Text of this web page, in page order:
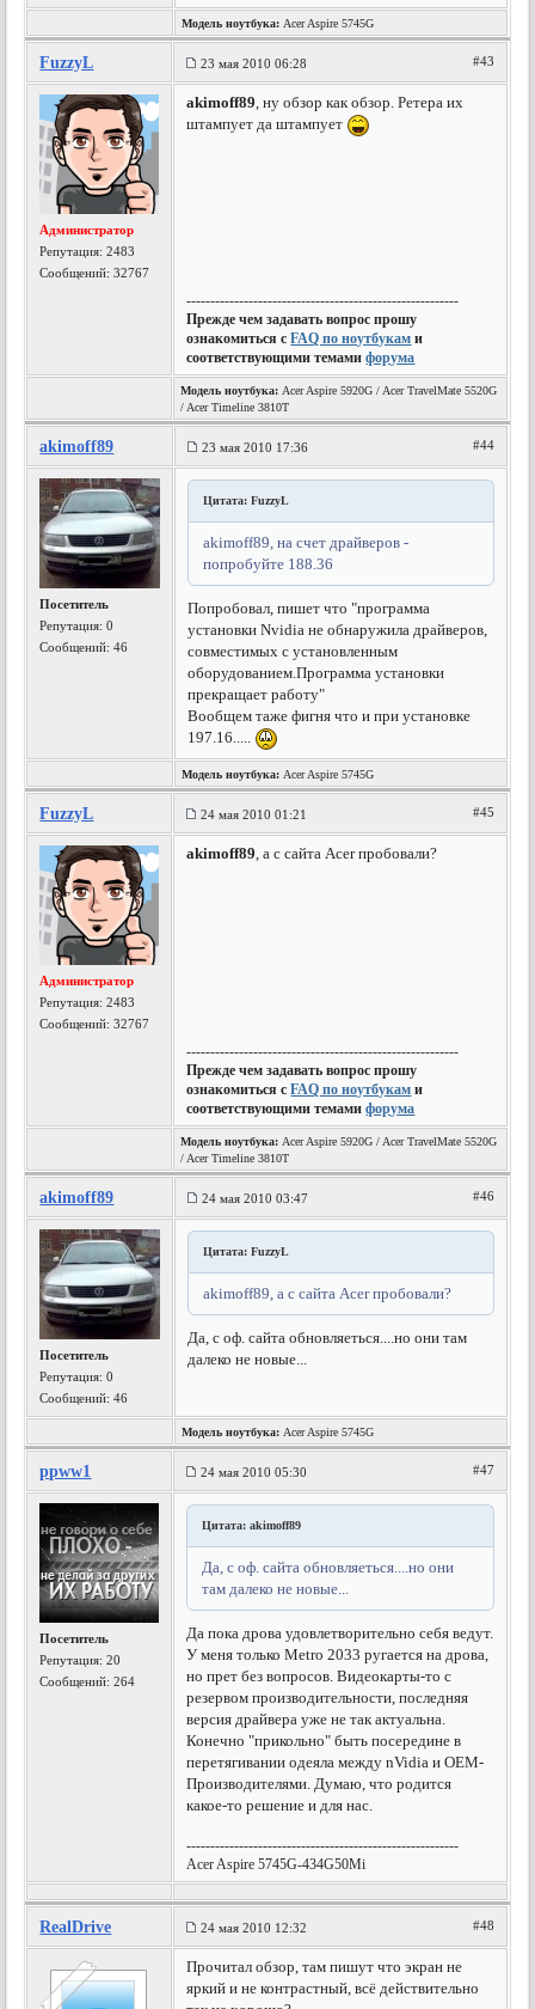
Модель ноутбука: Acer Aspire 5745G
FuzzyL 23 мая 2010 06:28 #43
Администратор
Репутация:2483
Сообщений: 32767
akimoff89, ну обзор как обзор. Ретера их
штампует да штампует
---------------------------------------------------------
Прежде чем задавать вопрос прошу
ознакомиться сFAQ по ноутбукам и
соответствующими темамифорума
Модель ноутбука: Acer Aspire 5920G / Acer TravelMate 5520G
/ Acer Timeline 3810T
akimoff89 23 мая 2010 17:36 #44
Посетитель
Репутация:0
Сообщений: 46
Цитата: FuzzyL
akimoff89, на счет драйверов -
попробуйте 188.36
Попробовал, пишет что "программа
установки Nvidia не обнаружила драйверов,
совместимых с установленным
оборудованием.Программа установки
прекращает работу"
Вообщем таже фигня что и при установке
197.16.....
Модель ноутбука: Acer Aspire 5745G
FuzzyL 24 мая 2010 01:21 #45
Администратор
Репутация:2483
Сообщений: 32767
akimoff89, а с сайта Acer пробовали?
---------------------------------------------------------
Прежде чем задавать вопрос прошу
ознакомиться сFAQ по ноутбукам и
соответствующими темамифорума
Модель ноутбука: Acer Aspire 5920G / Acer TravelMate 5520G
/ Acer Timeline 3810T
akimoff89 24 мая 2010 03:47 #46
Посетитель
Репутация:0
Сообщений: 46
Цитата: FuzzyL
akimoff89, а с сайта Acer пробовали?
Да, с оф. сайта обновляеться....но они там
далеко не новые...
Модель ноутбука: Acer Aspire 5745G
ppww1 24 мая 2010 05:30 #47
Посетитель
Репутация:20
Сообщений: 264
Цитата: akimoff89
Да, с оф. сайта обновляеться....но они
там далеко не новые...
Да пока дрова удовлетворительно себя ведут.
У меня только Metro 2033 ругается на дрова,
но прет без вопросов. Видеокарты-то с
резервом производительности, последняя
версия драйвера уже не так актуальна.
Конечно "прикольно" быть посередине в
перетягивании одеяла между nVidia и ОЕМ-
Производителями. Думаю, что родится
какое-то решение и для нас.
---------------------------------------------------------
Acer Aspire 5745G-434G50Mi
RealDrive 24 мая 2010 12:32 #48
Прочитал обзор, там пишут что экран не
яркий и не контрастный, всё действительно